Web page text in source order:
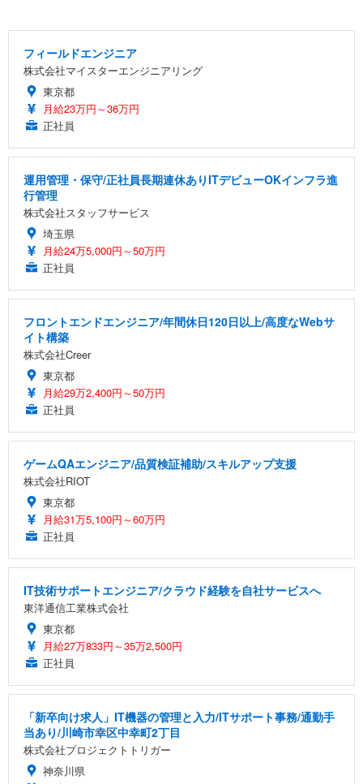
フィールドエンジニア
株式会社マイスターエンジニアリング
東京都
月給23万円～36万円
正社員
運用管理・保守/正社員長期連休ありITデビューOKインフラ進
行管理
株式会社スタッフサービス
埼玉県
月給24万5,000円～50万円
正社員
フロントエンドエンジニア/年間休日120日以上/高度なWebサ
イト構築
株式会社Creer
東京都
月給29万2,400円～50万円
正社員
ゲームQAエンジニア/品質検証補助/スキルアップ支援
株式会社RIOT
東京都
月給31万5,100円～60万円
正社員
IT技術サポートエンジニア/クラウド経験を自社サービスへ
東洋通信工業株式会社
東京都
月給27万833円～35万2,500円
正社員
「新卒向け求人」IT機器の管理と入力/ITサポート事務/通勤手
当あり/川崎市幸区中幸町2丁目
株式会社プロジェクトトリガー
神奈川県